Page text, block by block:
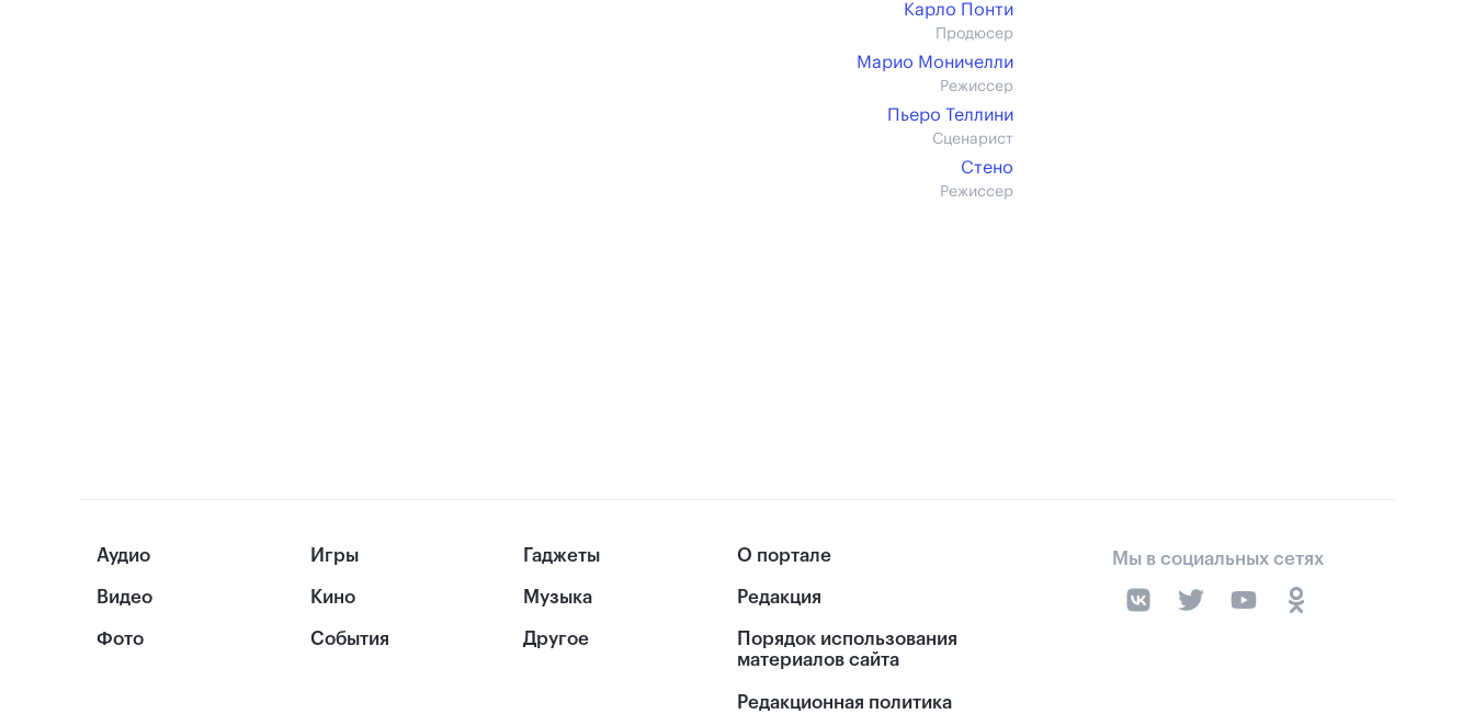
Карло Понти
Продюсер
Марио Моничелли
Режиссер
Пьеро Теллини
Сценарист
Стено
Режиссер
Аудио
Видео
Фото
Игры
Кино
События
Гаджеты
Музыка
Другое
О портале
Редакция
Порядок использования
материалов сайта
Редакционная политика
Мы в социальных сетях